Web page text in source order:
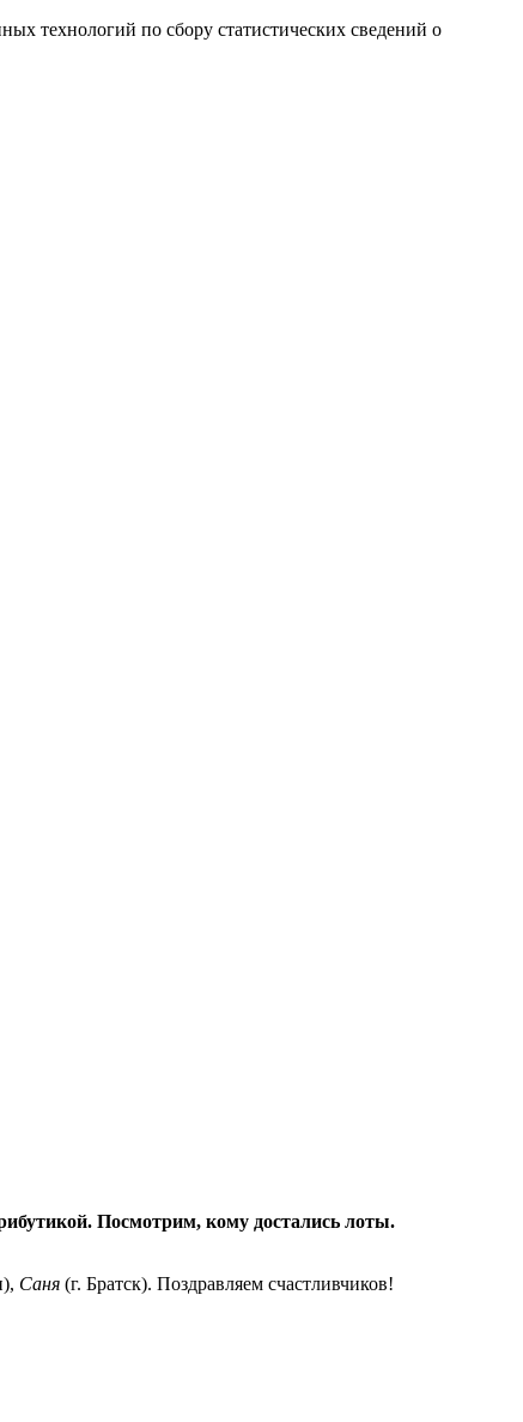
технологий по сбору статистических сведений о
Посмотрим, кому достались лоты.
Саня (г. Братск). Поздравляем счастливчиков!